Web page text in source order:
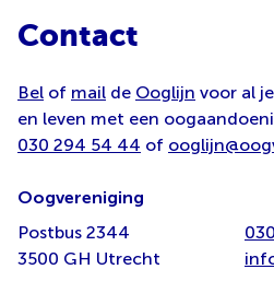
Contact
Bel of mail de Ooglijn voor al
en leven met een
030 294 54 44 of
Oogvereniging
Postbus 2344
3500 GH Utrecht